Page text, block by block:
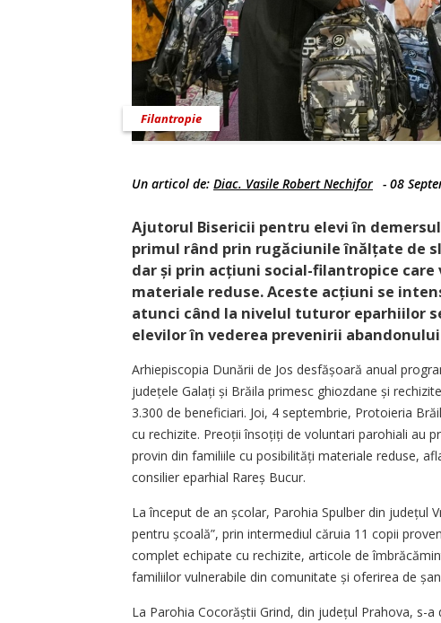
Filantropie
Un articol de: Diac. Vasile Robert Nechifor - 08
Ajutorul Bisericii pentru elevi în
primul rând prin rugăciunile înălțate
dar și prin acțiuni social-filantropice
materiale reduse. Aceste acțiuni se
atunci când la nivelul tuturor eparhiilor
elevilor în vederea prevenirii
Arhiepiscopia Dunării de Jos desfășoară anual
județele Galați și Brăila primesc ghiozdane și
3.300 de beneficiari. Joi, 4 septembrie, Protoieria
cu rechizite. Preoții însoțiți de voluntari parohiali au
provin din familiile cu posibi­lități materiale reduse,
consilier eparhial Rareș Bucur.
La început de an școlar, Parohia Spulber din județul
pentru școală”, prin intermediul căruia 11 copii
complet echipate cu rechizite, articole de
familiilor vulnerabile din comunitate și oferirea de
La Parohia Cocorăștii Grind, din județul Prahova, s-